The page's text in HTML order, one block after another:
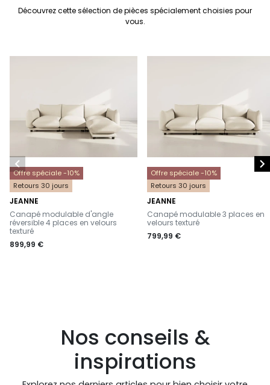
Découvrez cette sélection de pièces spécialement choisies pour
vous.
Offre spéciale -10%
Retours 30 jours
JEANNE
-
Canapé modulable d'angle
réversible 4 places en velours
texturé
899,99 €
Offre spéciale -10%
Retours 30 jours
JEANNE
-
Canapé modulable 3 places en
velours texturé
799,99 €
 
Nos conseils &
inspirations